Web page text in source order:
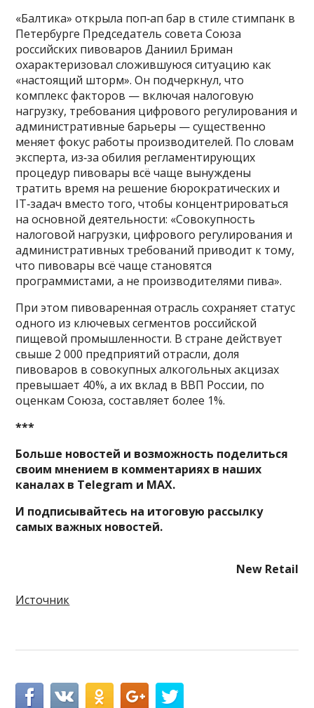
«Балтика» открыла поп‑ап бар в стиле стимпанк в
Петербурге Председатель совета Союза
российских пивоваров Даниил Бриман
охарактеризовал сложившуюся ситуацию как
«настоящий шторм». Он подчеркнул, что
комплекс факторов — включая налоговую
нагрузку, требования цифрового регулирования и
административные барьеры — существенно
меняет фокус работы производителей. По словам
эксперта, из‑за обилия регламентирующих
процедур пивовары всё чаще вынуждены
тратить время на решение бюрократических и
IT‑задач вместо того, чтобы концентрироваться
на основной деятельности: «Совокупность
налоговой нагрузки, цифрового регулирования и
административных требований приводит к тому,
что пивовары всё чаще становятся
программистами, а не производителями пива».
При этом пивоваренная отрасль сохраняет статус
одного из ключевых сегментов российской
пищевой промышленности. В стране действует
свыше 2 000 предприятий отрасли, доля
пивоваров в совокупных алкогольных акцизах
превышает 40%, а их вклад в ВВП России, по
оценкам Союза, составляет более 1%.
***
Больше новостей и возможность поделиться
своим мнением в комментариях в наших
каналах в Telegram и MAX.
И подписывайтесь на итоговую рассылку
самых важных новостей.
New Retail
Источник